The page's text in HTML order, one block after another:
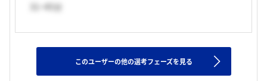
31~45分
このユーザーの他の選考フェーズを見る